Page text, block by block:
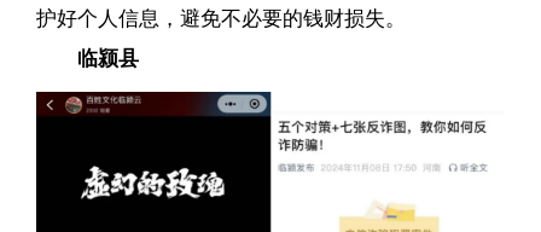
护好个人信息，避免不必要的钱财损失。
临颍县